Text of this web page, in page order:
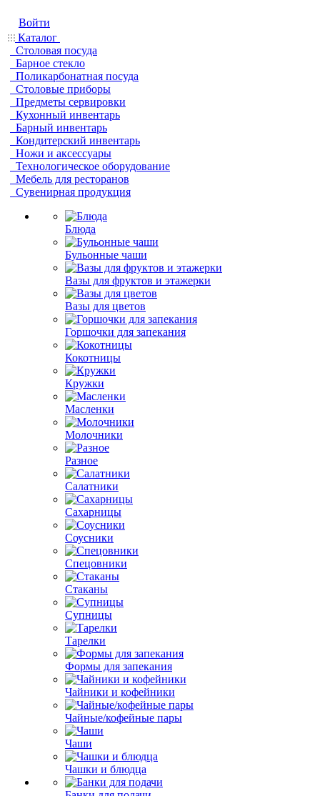
Войти
Каталог
Столовая посуда
Барное стекло
Поликарбонатная посуда
Столовые приборы
Предметы сервировки
Кухонный инвентарь
Барный инвентарь
Кондитерский инвентарь
Ножи и аксессуары
Технологическое оборудование
Мебель для ресторанов
Сувенирная продукция
Блюда
Бульонные чаши
Вазы для фруктов и этажерки
Вазы для цветов
Горшочки для запекания
Кокотницы
Кружки
Масленки
Молочники
Разное
Салатники
Сахарницы
Соусники
Спецовники
Стаканы
Супницы
Тарелки
Формы для запекания
Чайники и кофейники
Чайные/кофейные пары
Чаши
Чашки и блюдца